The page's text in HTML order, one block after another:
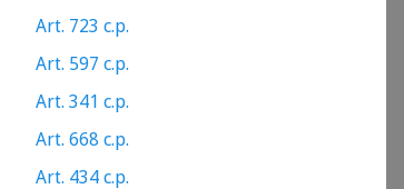
Art. 723 c.p.
Art. 597 c.p.
Art. 341 c.p.
Art. 668 c.p.
Art. 434 c.p.